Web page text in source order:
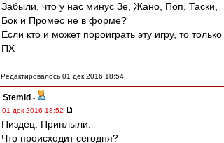
Забыли, что у нас минус Зе, Жано, Поп, Таски,
Бок и Промес не в форме?
Если кто и может пороиграть эту игру, то только
ПХ
Редактировалось 01 дек 2016 18:54
Stemid -
01 дек 2016 18:52
Пиздец. Приплыли.
Что происходит сегодня?